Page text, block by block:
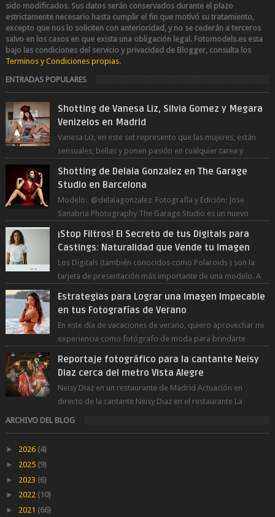
sido modificados. Sus datos serán conservados durante el plazo
estrictamente necesario hasta cumplir el fin que motivó su tratamiento,
excepto que nos lo soliciten con anterioridad, y no se cederán a terceros
salvo en los casos en que exista una obligación legal.Fotomodels.es esta
bajo las condiciones del servicio y privacidad de Blogger, consulta los
Terminos y Condiciones propias.
ENTRADAS POPULARES
Shotting de Vanesa Liz, Silvia Gomez y Megara
Venizelos en Madrid
Vanesa Liz, en este set represento que las mujeres, están
sensuales, bellas y ponen pasión en cualquier tarea y
Shotting de Delaia Gonzalez en The Garage
Studio en Barcelona
Modelo: @delaiagonzalez Fotografía y Edición: Jose
Sanabria Photography The Garage Studio es un nuevo
¡Stop Filtros! El Secreto de tus Digitals para
Castings: Naturalidad que Vende tu Imagen
Los Digitals (también conocidos como Polaroids ) son la
tarjeta de presentación más importante de una modelo. A
Estrategias para Lograr una Imagen Impecable
en tus Fotografías de Verano
En este día de vacaciones de verano, quiero aprovechar mi
experiencia como fotógrafo de moda para brindarte
Reportaje fotográfico para la cantante Neisy
Diaz cerca del metro Vista Alegre
Neisy Diaz en un restaurante de Madrid Actuación en
directo de la cantante Neisy Diaz en el restaurante La
Suegra cerca del metro V...
ARCHIVO DEL BLOG
► 2026 (4)
► 2025 (9)
► 2023 (6)
► 2022 (10)
► 2021 (66)